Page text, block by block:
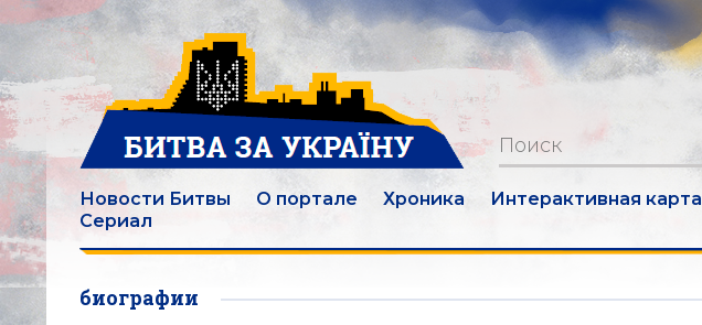
Новости Битвы О портале Хроника Интерактивная карта
Сериал
биографии